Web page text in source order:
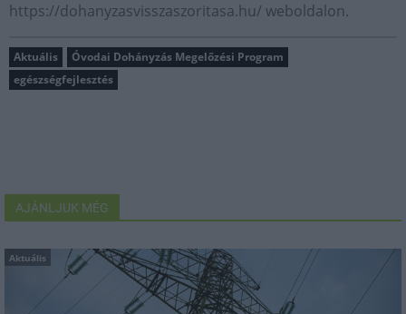
https://dohanyzasvisszaszoritasa.hu/ weboldalon.
Aktuális
Óvodai Dohányzás Megelőzési Program
egészségfejlesztés
AJÁNLJUK MÉG
Aktuális